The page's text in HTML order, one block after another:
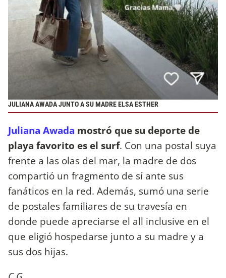
JULIANA AWADA JUNTO A SU MADRE ELSA ESTHER
Juliana Awada mostró que su deporte de
playa favorito es el surf. Con una postal suya
frente a las olas del mar, la madre de dos
compartió un fragmento de sí ante sus
fanáticos en la red. Además, sumó una serie
de postales familiares de su travesía en
donde puede apreciarse el all inclusive en el
que eligió hospedarse junto a su madre y a
sus dos hijas.